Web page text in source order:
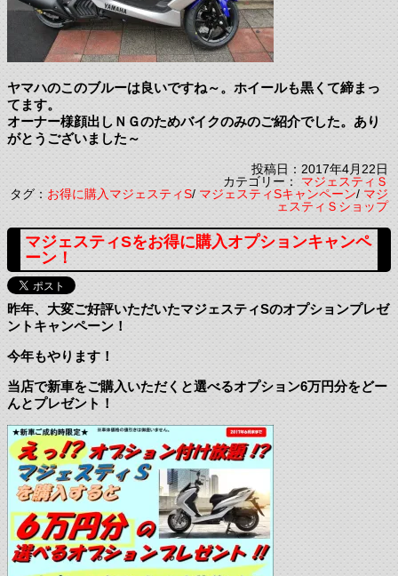
ヤマハのこのブルーは良いですね～。ホイールも黒くて締まっ
てます。
オーナー様顔出しＮＧのためバイクのみのご紹介でした。あり
がとうございました～
投稿日：2017年4月22日
カテゴリー：マジェスティＳ
タグ：お得に購入マジェスティS/マジェスティSキャンペーン/マジ
ェスティＳショップ
マジェスティSをお得に購入オプションキャンペ
ーン！
昨年、大変ご好評いただいたマジェスティSのオプションプレゼ
ントキャンペーン！
今年もやります！
当店で新車をご購入いただくと選べるオプション6万円分をどー
んとプレゼント！